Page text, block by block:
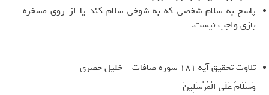
پاسخ به سلام شخصی که به شوخی سلام کند یا از روی مسخره
بازی واجب نیست.
تلاوت تحقیق آیه 181 سوره صافات – خلیل حصری
وَسَلَامٌ عَلَى الْمُرْسَلِينَ